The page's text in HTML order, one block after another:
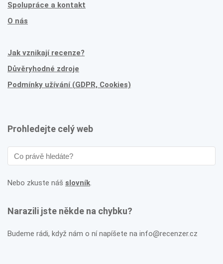
Spolupráce a kontakt
O nás
Jak vznikají recenze?
Důvěryhodné zdroje
Podmínky užívání (GDPR, Cookies)
Prohledejte celý web
Nebo zkuste náš slovník.
Narazili jste někde na chybku?
Budeme rádi, když nám o ní napíšete na info@recenzer.cz